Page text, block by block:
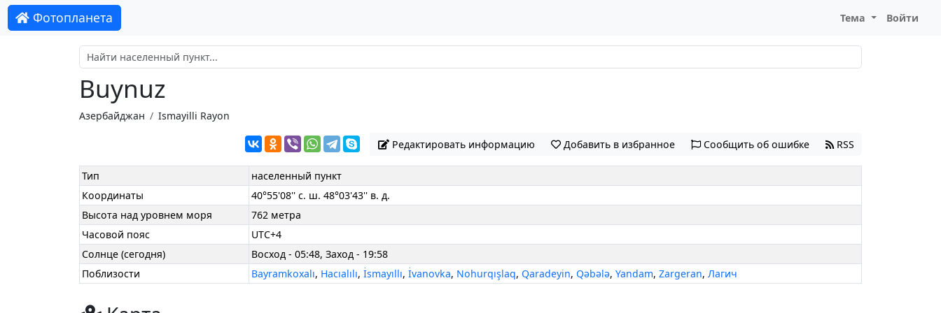
Фотопланета Тема Войти
Buynuz
Азербайджан Ismayilli Rayon
Редактировать информацию Добавить в избранное Сообщить об ошибке RSS
Тип
населенный пункт
Координаты
40°55'08'' с. ш. 48°03'43'' в. д.
Высота над уровнем моря
762 метра
Часовой пояс
UTC+4
Солнце (сегодня)
Восход - 05:48, Заход - 19:58
Поблизости
Bayramkoxalı, Hacıalılı,İsmayıllı,İvanovka, Nohurqışlaq,Qaradeyin,Qəbələ,Yandam,Zargeran,Лагич